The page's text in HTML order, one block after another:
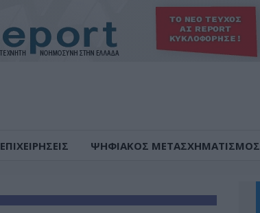
ΕΠΙΧΕΙΡΗΣΕΙΣ ΨΗΦΙΑΚΟΣ ΜΕΤΑΣΧΗΜΑΤΙΣΜΟΣ